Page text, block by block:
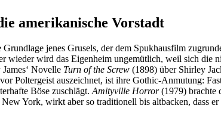
amerikanische Vorstadt
jenes Grusels, der dem Spukhausfilm
wieder wird das Eigenheim ungemütlich, weil sich die
Novelle Turn of the Screw (1898) über Shirley
Poltergeist auszeichnet, ist ihre Gothic-Anmutung:
Böse zuschlägt.Amityville Horror(1979) brachte
York, wirkt aber so traditionell bis altbacken, dass